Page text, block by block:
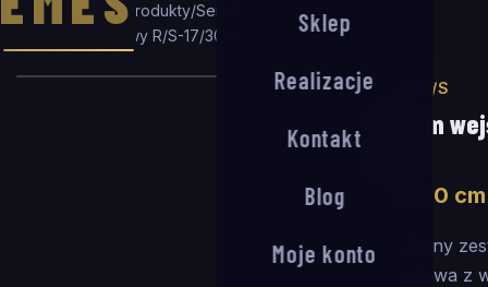
Sklep
Realizacje
Kontakt
Blog
Moje konto
Strona główna /Produkty/Seria R/S
System wejściowy R/S-17/30 + OA-80
100×80
SERIA R/S
System
80 cm
Kompletny
aluminiowa z